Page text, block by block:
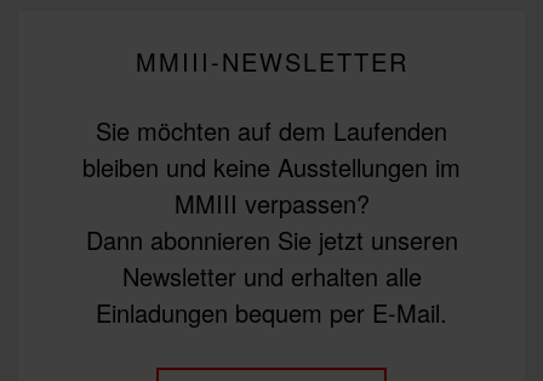
MMIII-NEWSLETTER
Sie möchten auf dem Laufenden
bleiben und keine Ausstellungen im
MMIII verpassen?
Dann abonnieren Sie jetzt unseren
Newsletter und erhalten alle
Einladungen bequem per E-Mail.